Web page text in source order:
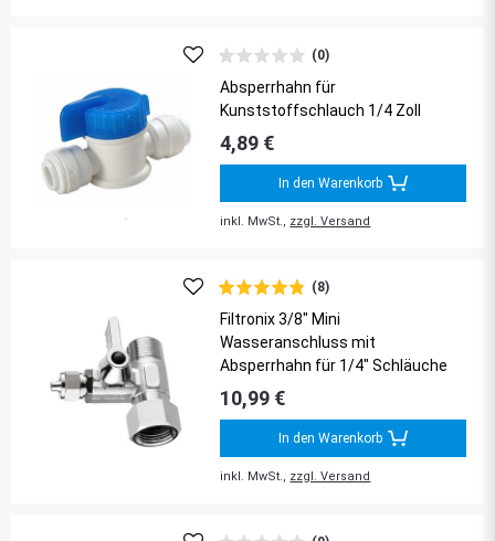
(0)
Absperrhahn für
Kunststoffschlauch 1/4 Zoll
4,89 €
In den Warenkorb
inkl. MwSt., zzgl. Versand
(8)
Filtronix 3/8" Mini
Wasseranschluss mit
Absperrhahn für 1/4" Schläuche
10,99 €
In den Warenkorb
inkl. MwSt., zzgl. Versand